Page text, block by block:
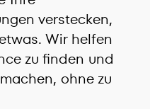
verstecken,
Wir helfen
zu finden und
ohne zu